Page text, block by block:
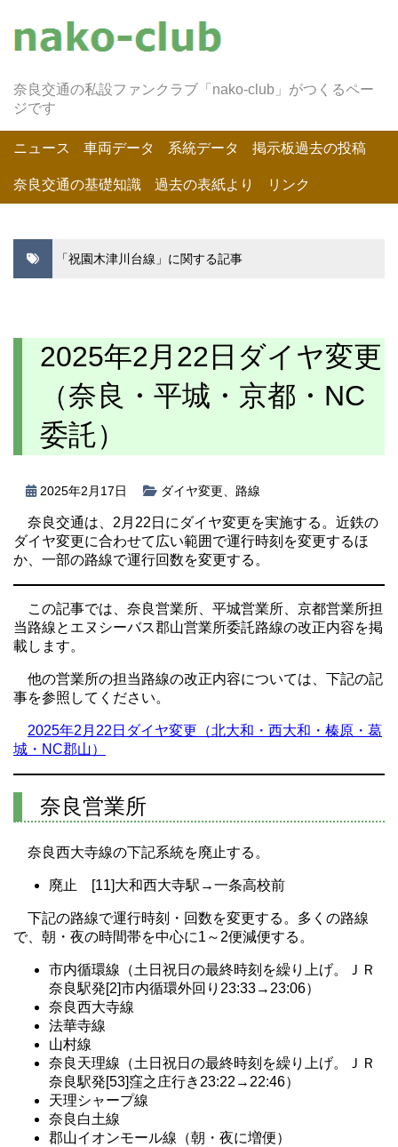
奈良交通の私設ファンクラブ「nako-club」がつくるペー
ジです
ニュース 車両データ 系統データ 掲示板過去の投稿
奈良交通の基礎知識 過去の表紙より リンク
「祝園木津川台線」に関する記事
2025年2月22日ダイヤ変更
（奈良・平城・京都・NC
委託）
2025年2月17日 ダイヤ変更 路線
奈良交通は、2月22日にダイヤ変更を実施する。近鉄の
ダイヤ変更に合わせて広い範囲で運行時刻を変更するほ
か、一部の路線で運行回数を変更する。
この記事では、奈良営業所、平城営業所、京都営業所担
当路線とエヌシーバス郡山営業所委託路線の改正内容を掲
載します。
他の営業所の担当路線の改正内容については、下記の記
事を参照してください。
2025年2月22日ダイヤ変更（北大和・西大和・榛原・葛
城・NC郡山）
奈良営業所
奈良西大寺線の下記系統を廃止する。
廃止 [11]大和西大寺駅→一条高校前
下記の路線で運行時刻・回数を変更する。多くの路線
で、朝・夜の時間帯を中心に1～2便減便する。
市内循環線（土日祝日の最終時刻を繰り上げ。ＪＲ
奈良駅発[2]市内循環外回り23:33→23:06）
奈良西大寺線
法華寺線
山村線
奈良天理線（土日祝日の最終時刻を繰り上げ。ＪＲ
奈良駅発[53]窪之庄行き23:22→22:46）
天理シャープ線
奈良白土線
郡山イオンモール線（朝・夜に増便）